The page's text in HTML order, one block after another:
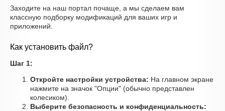
Заходите на наш портал почаще, а мы сделаем вам
классную подборку модификаций для ваших игр и
приложений.
Как установить файл?
Шаг 1:
Откройте настройки устройства: На главном экране
нажмите на значок "Опции" (обычно представлен
колесиком).
Выберите безопасность и конфиденциальность: